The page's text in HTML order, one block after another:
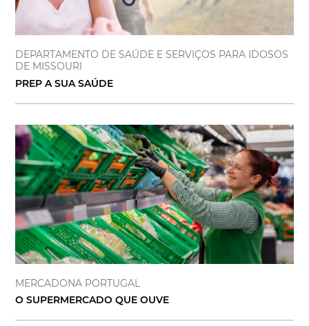
DEPARTAMENTO DE SAÚDE E SERVIÇOS PARA IDOSOS
DE MISSOURI
PREP A SUA SAÚDE
MERCADONA PORTUGAL
O SUPERMERCADO QUE OUVE